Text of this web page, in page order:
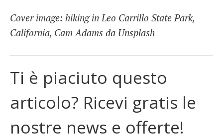
Cover image: hiking in Leo Carrillo State Park,
California, Cam Adams da Unsplash
Ti è piaciuto questo
articolo? Ricevi gratis le
nostre news e offerte!